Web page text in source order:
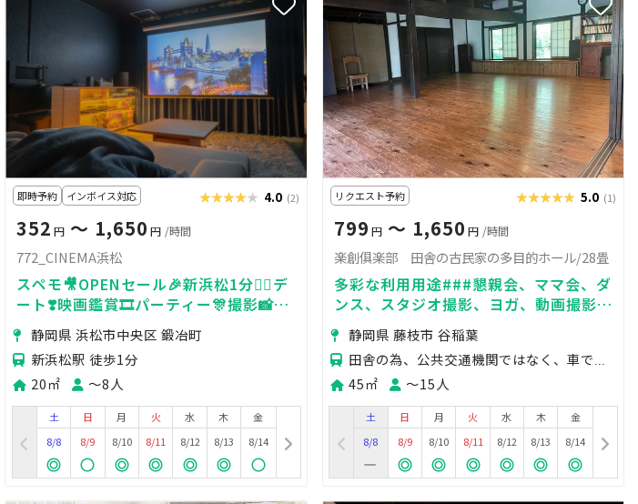
即時予約 インボイス対応 ★★★★★
★★★★★ 4.0 (2)
352 円 〜 1,650 円 /時間
772_CINEMA浜松
スペモ🎥OPENセール🎉新浜松1分🚶‍♀️デ
ート❣️映画鑑賞🎞️パーティー🎊撮影📸
772_CINEMA浜松
静岡県 浜松市中央区 鍛冶町
新浜松駅 徒歩1分
20㎡
〜8人
土
8/8
日
8/9
月
8/10
火
8/11
水
8/12
木
8/13
金
8/14
リクエスト予約 ★★★★★
★★★★★5.0 (1)
799 円〜 1,650 円 /時間
楽創俱楽部 田舎の古民家の多目的ホール/28畳
多彩な利用用途###懇親会、ママ会、ダ
ンス、スタジオ撮影、ヨガ、動画撮影、
コスプレなど、幅広い用途でご利用いた
だけます。
静岡県 藤枝市 谷稲葉
45㎡ 〜15人
土
8/8
日
8/9
月
8/10
火
8/11
水
8/12
木
8/13
金
8/14